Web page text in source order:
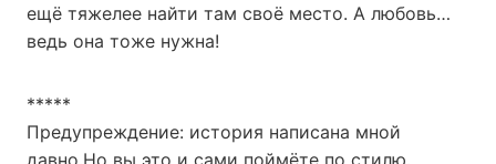
ещё тяжелее найти там своё место. А любовь…
ведь она тоже нужна!
*****
Предупреждение: история написана мной
давно.Но вы это и сами поймёте по стилю.